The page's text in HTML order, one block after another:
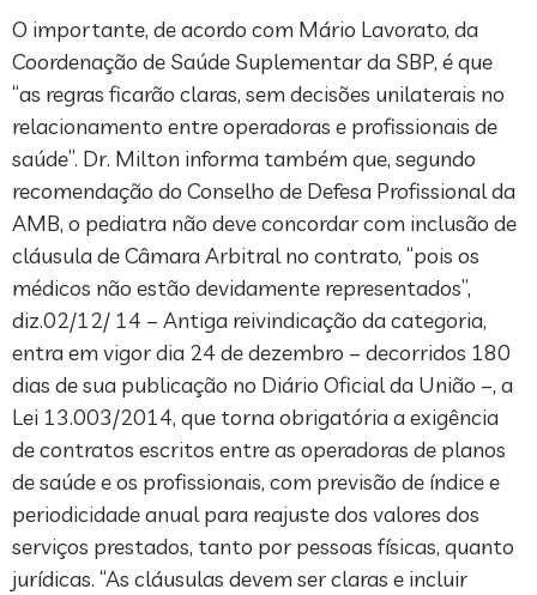
O importante, de acordo com Mário Lavorato, da
Coordenação de Saúde Suplementar da SBP, é que
“as regras ficarão claras, sem decisões unilaterais no
relacionamento entre operadoras e profissionais de
saúde”. Dr. Milton informa também que, segundo
recomendação do Conselho de Defesa Profissional da
AMB, o pediatra não deve concordar com inclusão de
cláusula de Câmara Arbitral no contrato, “pois os
médicos não estão devidamente representados”,
diz.02/12/ 14 – Antiga reivindicação da categoria,
entra em vigor dia 24 de dezembro – decorridos 180
dias de sua publicação no Diário Oficial da União –, a
Lei 13.003/2014, que torna obrigatória a exigência
de contratos escritos entre as operadoras de planos
de saúde e os profissionais, com previsão de índice e
periodicidade anual para reajuste dos valores dos
serviços prestados, tanto por pessoas físicas, quanto
jurídicas. “As cláusulas devem ser claras e incluir